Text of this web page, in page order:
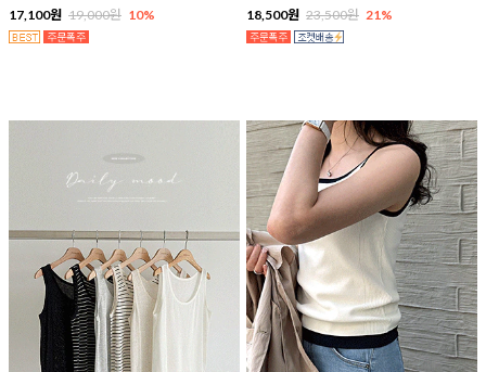
17,100원 19,000원 10% 18,500원 23,500원 21%